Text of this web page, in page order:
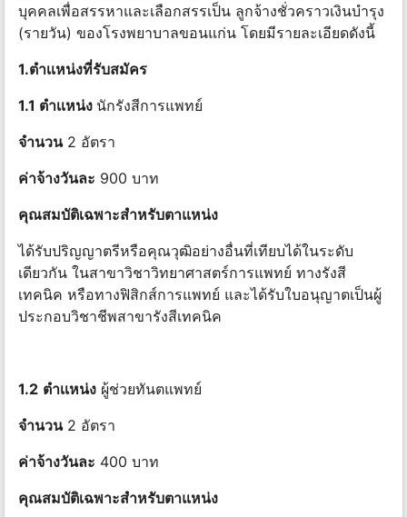
บุคคลเพื่อสรรหาและเลือกสรรเป็น ลูกจ้างชั่วคราวเงินบํารุง
(รายวัน) ของโรงพยาบาลขอนแก่น โดยมีรายละเอียดดังนี้
1.ตำเเหน่งที่รับสมัคร
1.1 ตำเเหน่ง นักรังสีการแพทย์
จํานวน2 อัตรา
ค่าจ้างวันละ 900 บาท
คุณสมบัติเฉพาะสําหรับตาแหน่ง
ได้รับปริญญาตรีหรือคุณวุฒิอย่างอื่นที่เทียบได้ในระดับ
เดียวกัน ในสาขาวิชาวิทยาศาสตร์การแพทย์ ทางรังสี
เทคนิค หรือทางฟิสิกส์การแพทย์ และได้รับใบอนุญาตเป็นผู้
ประกอบวิชาชีพสาขารังสีเทคนิค
1.2 ตำเเหน่ง ผู้ช่วยทันตแพทย์
จํานวน2 อัตรา
ค่าจ้างวันละ 400 บาท
คุณสมบัติเฉพาะสําหรับตาแหน่ง